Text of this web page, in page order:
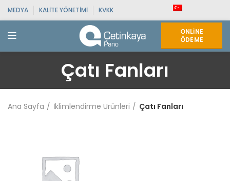
MEDYA KALITE YÖNETIMI KVKK
ONLINE
ÖDEME
Çatı Fanları
Ana Sayfa İklimlendirme Ürünleri Çatı Fanları